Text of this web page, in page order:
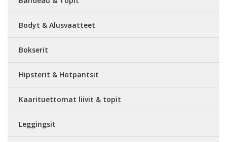
Bodyt & Alusvaatteet
Bokserit
Hipsterit & Hotpantsit
Kaarituettomat liivit & topit
Leggingsit